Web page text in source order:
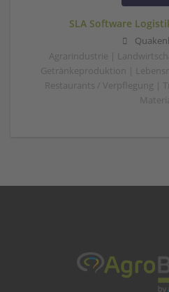
SLA Software
Agrarindustrie |
Getränkeproduktion |
Restaurants / Verpflegung |